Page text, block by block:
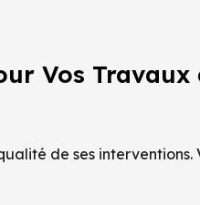
Vos Travaux
de ses interventions.